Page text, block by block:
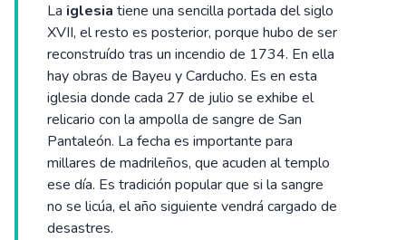
La iglesia tiene una sencilla portada del siglo
XVII, el resto es posterior, porque hubo de ser
reconstruído tras un incendio de 1734. En ella
hay obras de Bayeu y Carducho. Es en esta
iglesia donde cada 27 de julio se exhibe el
relicario con la ampolla de sangre de San
Pantaleón. La fecha es importante para
millares de madrileños, que acuden al templo
ese día. Es tradición popular que si la sangre
no se licúa, el año siguiente vendrá cargado de
desastres.